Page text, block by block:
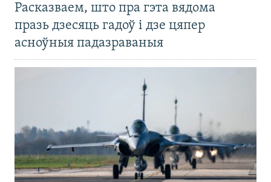
Расказваем, што пра гэта вядома
празь дзесяць гадоў і дзе цяпер
асноўныя падазраваныя